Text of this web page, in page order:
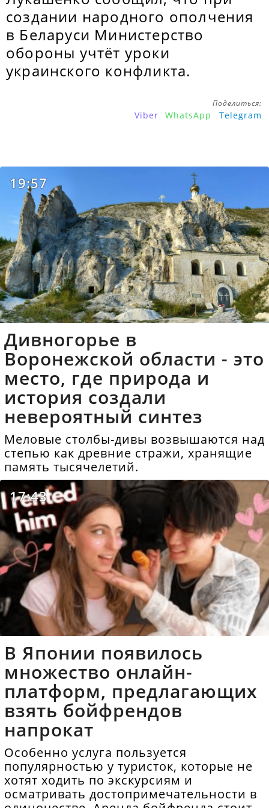
создании народного ополчения
в Беларуси Министерство
обороны учтёт уроки
украинского конфликта.
Поделиться:
Viber WhatsApp Telegram
19:57
Дивногорье в
Воронежской области - это
место, где природа и
история создали
невероятный синтез
Меловые столбы-дивы возвышаются над
степью как древние стражи, хранящие
память тысячелетий.
17:43
В Японии появилось
множество онлайн-
платформ, предлагающих
взять бойфрендов
напрокат
Особенно услуга пользуется
популярностью у туристок, которые не
хотят ходить по экскурсиям и
осматривать достопримечательности в